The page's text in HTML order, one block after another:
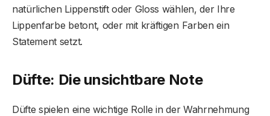
natürlichen Lippenstift oder Gloss wählen, der Ihre
Lippenfarbe betont, oder mit kräftigen Farben ein
Statement setzt.
Düfte: Die unsichtbare Note
Düfte spielen eine wichtige Rolle in der Wahrnehmung